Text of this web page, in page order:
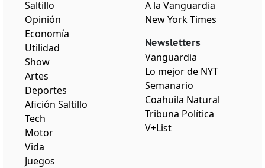
Saltillo
Opinión
Economía
Utilidad
Show
Artes
Deportes
Afición Saltillo
Tech
Motor
Vida
Juegos
A la Vanguardia
New York Times
Newsletters
Vanguardia
Lo mejor de NYT
Semanario
Coahuila Natural
Tribuna Política
V+List